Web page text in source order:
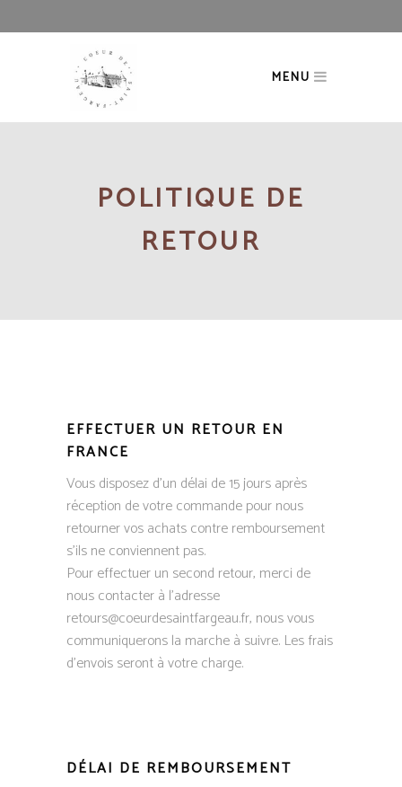
MENU
POLITIQUE DE
RETOUR
EFFECTUER UN RETOUR EN
FRANCE
Vous disposez d’un délai de 15 jours après
réception de votre commande pour nous
retourner vos achats contre remboursement
s’ils ne conviennent pas.
Pour effectuer un second retour, merci de
nous contacter à l’adresse
retours@coeurdesaintfargeau.fr, nous vous
communiquerons la marche à suivre. Les frais
d’envois seront à votre charge.
DÉLAI DE REMBOURSEMENT